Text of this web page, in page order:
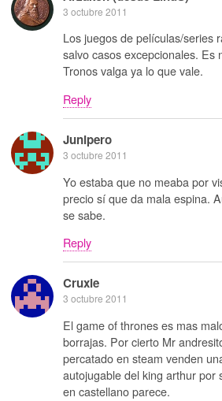
3 octubre 2011
Los juegos de películas/series
salvo casos excepcionales. Es
Tronos valga ya lo que vale.
Reply
Junipero
3 octubre 2011
Yo estaba que no meaba por
precio sí que da mala espina.
se sabe.
Reply
Cruxie
3 octubre 2011
El game of thrones es mas
borrajas. Por cierto Mr
percatado en steam venden
autojugable del king arthur por
en castellano parece.